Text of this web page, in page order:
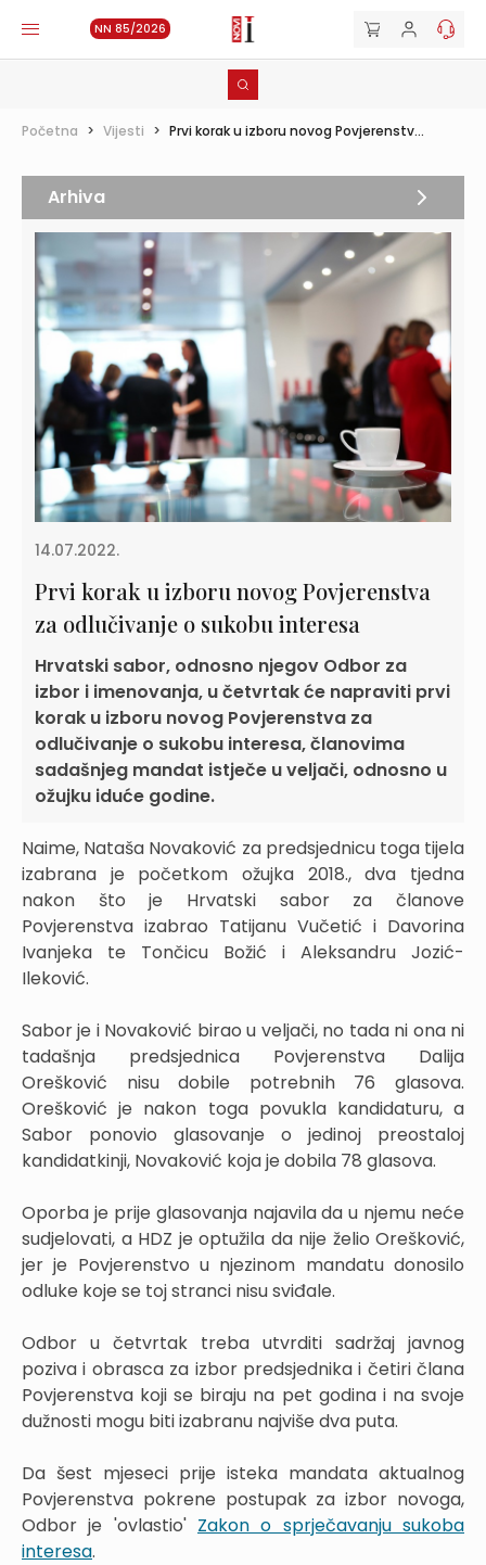
NN 85/2026
Početna > Vijesti > Prvi korak u izboru novog Povjerenstv...
14.07.2022.
Prvi korak u izboru novog Povjerenstva
za odlučivanje o sukobu interesa
Hrvatski sabor, odnosno njegov Odbor za
izbor i imenovanja, u četvrtak će napraviti prvi
korak u izboru novog Povjerenstva za
odlučivanje o sukobu interesa, članovima
sadašnjeg mandat istječe u veljači, odnosno u
ožujku iduće godine.
Naime, Nataša Novaković za predsjednicu toga tijela
izabrana je početkom ožujka 2018., dva tjedna
nakon što je Hrvatski sabor za članove
Povjerenstva izabrao Tatijanu Vučetić i Davorina
Ivanjeka te Tončicu Božić i Aleksandru Jozić-
Ileković.
Sabor je i Novaković birao u veljači, no tada ni ona ni
tadašnja predsjednica Povjerenstva Dalija
Orešković nisu dobile potrebnih 76 glasova.
Orešković je nakon toga povukla kandidaturu, a
Sabor ponovio glasovanje o jedinoj preostaloj
kandidatkinji, Novaković koja je dobila 78 glasova.
Oporba je prije glasovanja najavila da u njemu neće
sudjelovati, a HDZ je optužila da nije želio Orešković,
jer je Povjerenstvo u njezinom mandatu donosilo
odluke koje se toj stranci nisu sviđale.
Odbor u četvrtak treba utvrditi sadržaj javnog
poziva i obrasca za izbor predsjednika i četiri člana
Povjerenstva koji se biraju na pet godina i na svoje
dužnosti mogu biti izabranu najviše dva puta.
Da šest mjeseci prije isteka mandata aktualnog
Povjerenstva pokrene postupak za izbor novoga,
Odbor je 'ovlastio' Zakon o sprječavanju sukoba
interesa.
Arhiva